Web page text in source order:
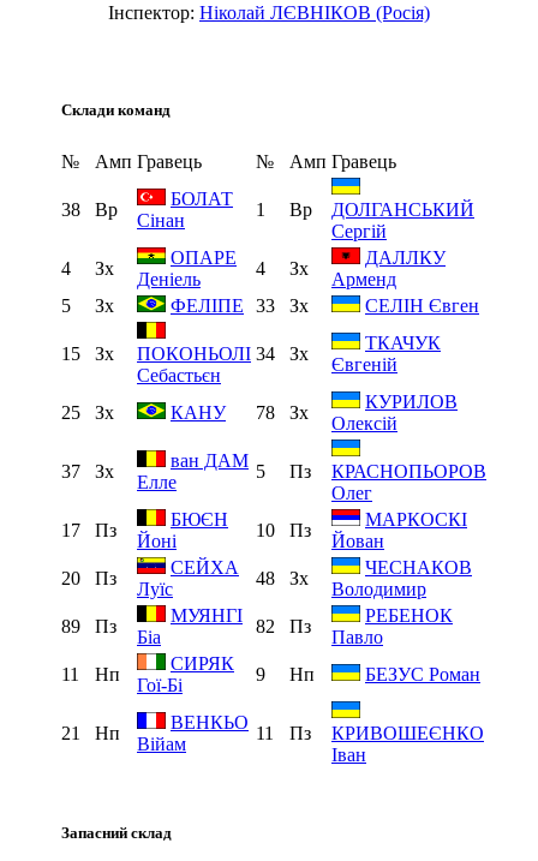
Інспектор: Ніколай ЛЄВНІКОВ (Росія)
Склади команд
№ Амп Гравець № Амп Гравець
38 Вр
БОЛАТ
Сінан
1 Вр
ДОЛГАНСЬКИЙ
Сергій
4
Зх
ОПАРЕ
Деніель
4 Зх
ДАЛЛКУ
Арменд
5
Зх ФЕЛІПЕ 33 Зх СЕЛІН Євген
15 Зх
ПОКОНЬОЛІ
Себастьєн
34 Зх
ТКАЧУК
Євгеній
25 Зх КАНУ 78 Зх
КУРИЛОВ
Олексій
37 Зх
ван ДАМ
Елле
5 Пз
КРАСНОПЬОРОВ
Олег
17
Пз
БЮЄН
Йоні
10 Пз
МАРКОСКІ
Йован
20
Пз
СЕЙХА
Луїс
48 Зх
ЧЕСНАКОВ
Володимир
89
Пз
МУЯНГІ
Біа
82 Пз
РЕБЕНОК
Павло
11
Нп
СИРЯК
Гої-Бі
9 Нп БЕЗУС Роман
21 Нп
ВЕНКЬО
Війам
11 Пз
КРИВОШЕЄНКО
Іван
Запасний склад